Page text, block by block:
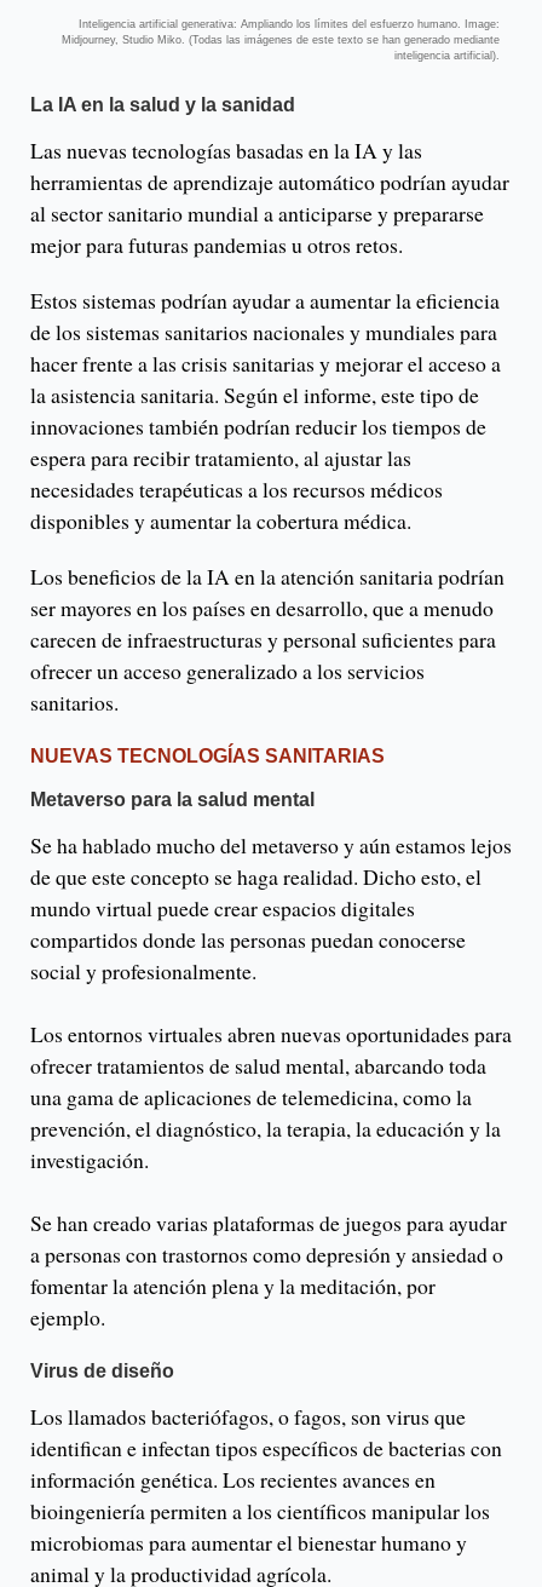
Inteligencia artificial generativa: Ampliando los límites del esfuerzo humano. Image:
Midjourney, Studio Miko. (Todas las imágenes de este texto se han generado mediante
inteligencia artificial).
La IA en la salud y la sanidad
Las nuevas tecnologías basadas en la IA y las
herramientas de aprendizaje automático podrían ayudar
al sector sanitario mundial a anticiparse y prepararse
mejor para futuras pandemias u otros retos.
Estos sistemas podrían ayudar a aumentar la eficiencia
de los sistemas sanitarios nacionales y mundiales para
hacer frente a las crisis sanitarias y mejorar el acceso a
la asistencia sanitaria. Según el informe, este tipo de
innovaciones también podrían reducir los tiempos de
espera para recibir tratamiento, al ajustar las
necesidades terapéuticas a los recursos médicos
disponibles y aumentar la cobertura médica.
Los beneficios de la IA en la atención sanitaria podrían
ser mayores en los países en desarrollo, que a menudo
carecen de infraestructuras y personal suficientes para
ofrecer un acceso generalizado a los servicios
sanitarios.
NUEVAS TECNOLOGÍAS SANITARIAS
Metaverso para la salud mental
Se ha hablado mucho del metaverso y aún estamos lejos
de que este concepto se haga realidad. Dicho esto, el
mundo virtual puede crear espacios digitales
compartidos donde las personas puedan conocerse
social y profesionalmente.
Los entornos virtuales abren nuevas oportunidades para
ofrecer tratamientos de salud mental, abarcando toda
una gama de aplicaciones de telemedicina, como la
prevención, el diagnóstico, la terapia, la educación y la
investigación.
Se han creado varias plataformas de juegos para ayudar
a personas con trastornos como depresión y ansiedad o
fomentar la atención plena y la meditación, por
ejemplo.
Virus de diseño
Los llamados bacteriófagos, o fagos, son virus que
identifican e infectan tipos específicos de bacterias con
información genética. Los recientes avances en
bioingeniería permiten a los científicos manipular los
microbiomas para aumentar el bienestar humano y
animal y la productividad agrícola.